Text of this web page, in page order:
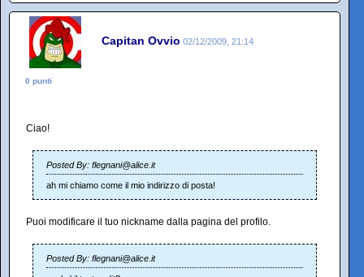
Capitan Ovvio 02/12/2009, 21:14
0 punti
Ciao!
Posted By: flegnani@alice.it
ah mi chiamo come il mio indirizzo di posta!
Puoi modificare il tuo nickname dalla pagina del profilo.
Posted By: flegnani@alice.it